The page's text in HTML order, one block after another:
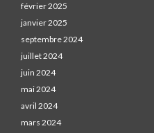
février 2025
janvier 2025
septembre 2024
juillet 2024
juin 2024
mai 2024
avril 2024
mars 2024